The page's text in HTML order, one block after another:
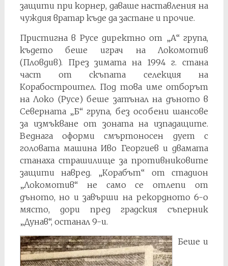
защити при корнер, даваше наставления на
чуждия вратар къде да застане и прочие.
Пристигна в Русе директно от „А“ група,
където беше играч на Локомотив
(Пловдив). През зимата на 1994 г. стана
част от скъпата селекция на
Корабостроител. Под това име отборът
на Локо (Русе) беше затънал на дъното в
Северната „Б“ група, без особени шансове
за измъкване от зоната на изпадащите.
Веднага оформи смъртоносен дует с
головата машина Иво Георгиев и двамата
станаха страшилище за противниковите
защити навред. „Корабът“ от стадион
„Локомотив“ не само се отлепи от
дъното, но и завърши на рекордното 6-о
място, дори пред градския съперник
„Дунав“, останал 9-и.
Беше и